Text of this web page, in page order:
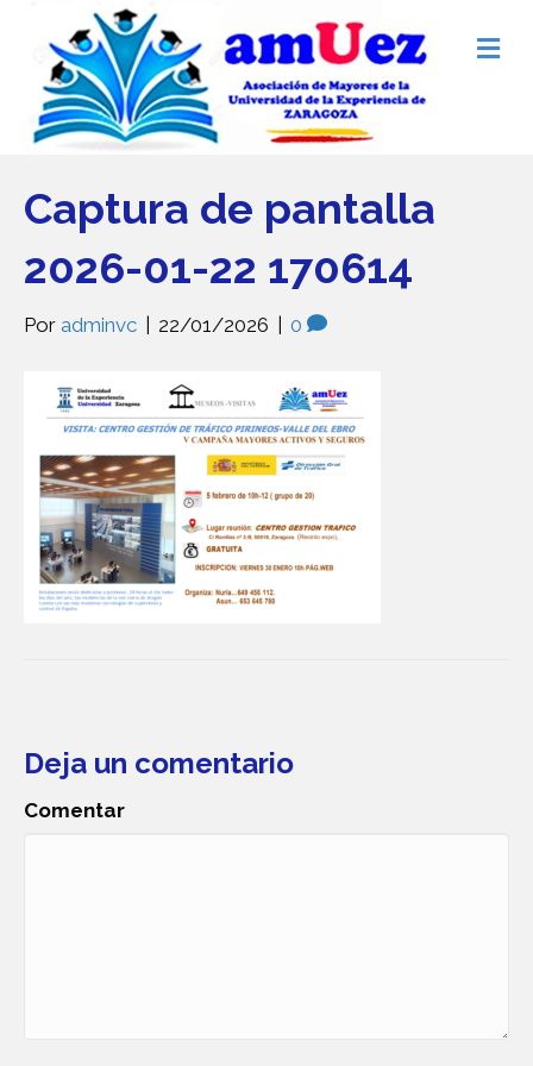
M
e
Captura de pantalla
2026-01-22 170614
Por adminvc 22/01/2026 0
Deja un comentario
Comentar